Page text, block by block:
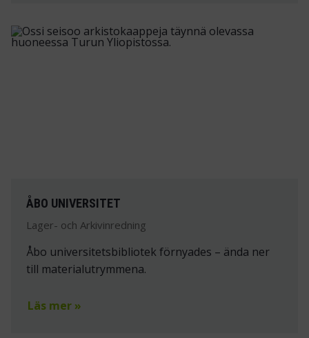
ÅBO UNIVERSITET
Lager- och Arkivinredning
Åbo universitetsbibliotek förnyades – ända ner
till materialutrymmena.
Läs mer »